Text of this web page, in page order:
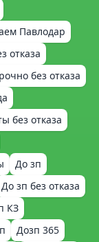
Павлодар
отказа
без отказа
без отказа
До зп
До зп без отказа
КЗ
Дозп 365